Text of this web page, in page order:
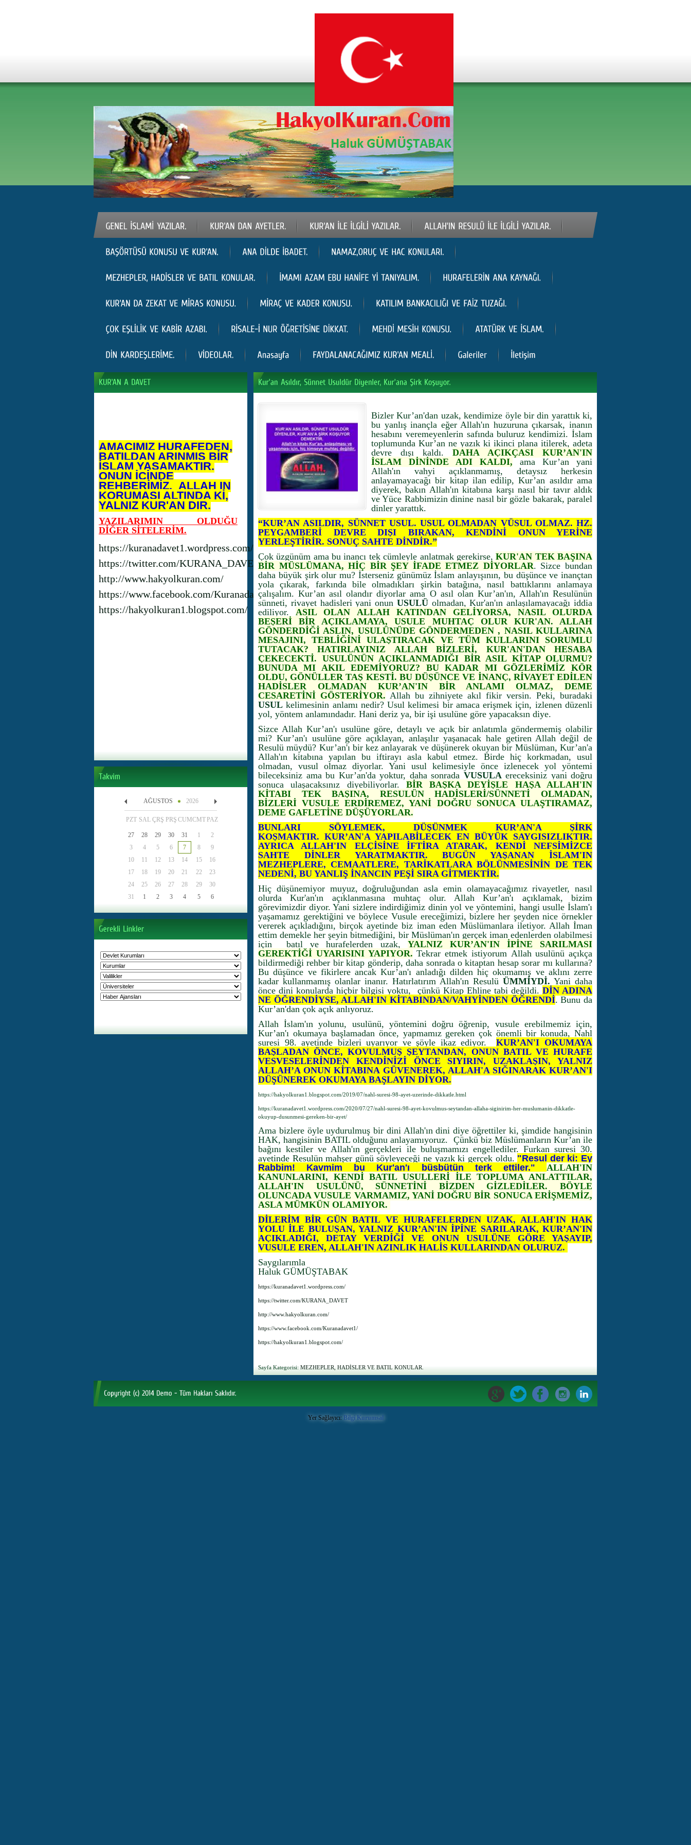
AMACIMIZ HURAFEDEN,
BATILDAN ARINMIŞ BİR
İSLAM YAŞAMAKTIR.
ONUN İÇİNDE
REHBERİMİZ, ALLAH IN
KORUMASI ALTINDA Kİ,
YALNIZ KUR'AN DIR.
YAZILARIMIN OLDUĞU
DİĞER SİTELERİM.
https://kuranadavet1.wordpress.com/
https://twitter.com/KURANA_DAVET
http://www.hakyolkuran.com/
https://www.facebook.com/Kuranadavet1/
https://hakyolkuran1.blogspot.com/
Bizler Kur’an'dan uzak, kendimize öyle bir din yarattık ki,
bu yanlış inançla eğer Allah'ın huzuruna çıkarsak, inanın
hesabını veremeyenlerin safında buluruz kendimizi. İslam
toplumunda Kur’an ne yazık ki ikinci plana itilerek, adeta
devre dışı kaldı. DAHA AÇIKÇASI KUR’AN'IN
İSLAM DİNİNDE ADI KALDI, ama Kur’an yani
Allah'ın vahyi açıklanmamış, detaysız herkesin
anlayamayacağı bir kitap ilan edilip, Kur’an asıldır ama
diyerek, bakın Allah'ın kitabına karşı nasıl bir tavır aldık
ve Yüce Rabbimizin dinine nasıl bir gözle bakarak, paralel
dinler yarattık.
“KUR’AN ASILDIR, SÜNNET USUL. USUL OLMADAN VÜSUL OLMAZ. HZ.
PEYGAMBERİ DEVRE DIŞI BIRAKAN, KENDİNİ ONUN YERİNE
YERLEŞTİRİR. SONUÇ SAHTE DİNDİR.”
Çok üzgünüm ama bu inancı tek cümleyle anlatmak gerekirse,KUR'AN TEK BAŞINA
BİR MÜSLÜMANA, HİÇ BİR ŞEY İFADE ETMEZ DİYORLAR. Sizce bundan
daha büyük şirk olur mu? İsterseniz günümüz İslam anlayışının, bu düşünce ve inançtan
yola çıkarak, farkında bile olmadıkları şirkin batağına, nasıl battıklarını anlamaya
çalışalım. Kur’an asıl olandır diyorlar ama O asıl olan Kur’an'ın, Allah'ın Resulünün
sünneti, rivayet hadisleri yani onun USULÜ olmadan, Kur'an'ın anlaşılamayacağı iddia
ediliyor. ASIL OLAN ALLAH KATINDAN GELİYORSA, NASIL OLURDA
BEŞERİ BİR AÇIKLAMAYA, USULE MUHTAÇ OLUR KUR'AN. ALLAH
GÖNDERDİĞİ ASLIN, USULÜNÜDE GÖNDERMEDEN , NASIL KULLARINA
MESAJINI, TEBLİĞİNİ ULAŞTIRACAK VE TÜM KULLARINI SORUMLU
TUTACAK? HATIRLAYINIZ ALLAH BİZLERİ, KUR'AN'DAN HESABA
ÇEKECEKTİ. USULÜNÜN AÇIKLANMADIĞI BİR ASIL KİTAP OLURMU?
BUNUDA MI AKIL EDEMİYORUZ? BU KADAR MI GÖZLERİMİZ KÖR
OLDU, GÖNÜLLER TAŞ KESTİ. BU DÜŞÜNCE VE İNANÇ, RİVAYET EDİLEN
HADİSLER OLMADAN KUR’AN'IN BİR ANLAMI OLMAZ, DEME
CESARETİNİ GÖSTERİYOR. Allah bu zihniyete akıl fikir versin. Peki, buradaki
USUL kelimesinin anlamı nedir? Usul kelimesi bir amaca erişmek için, izlenen düzenli
yol, yöntem anlamındadır. Hani deriz ya, bir işi usulüne göre yapacaksın diye.
Sizce Allah Kur’an'ı usulüne göre, detaylı ve açık bir anlatımla göndermemiş olabilir
mi? Kur’an'ı usulüne göre açıklayan, anlaşılır yaşanacak hale getiren Allah değil de
Resulü müydü? Kur’an'ı bir kez anlayarak ve düşünerek okuyan bir Müslüman, Kur’an'a
Allah'ın kitabına yapılan bu iftirayı asla kabul etmez. Birde hiç korkmadan, usul
olmadan, vusul olmaz diyorlar. Yani usul kelimesiyle önce izlenecek yol yöntemi
bileceksiniz ama bu Kur’an'da yoktur, daha sonrada VUSULAereceksiniz yani doğru
sonuca ulaşacaksınız diyebiliyorlar. BİR BAŞKA DEYİŞLE HAŞA ALLAH'IN
KİTABI TEK BAŞINA, RESULÜN HADİSLERİ/SÜNNETİ OLMADAN,
BİZLERİ VUSULE ERDİREMEZ, YANİ DOĞRU SONUCA ULAŞTIRAMAZ,
DEME GAFLETİNE DÜŞÜYORLAR.
BUNLARI SÖYLEMEK, DÜŞÜNMEK KUR’AN'A ŞİRK
KOŞMAKTIR. KUR’AN'A YAPILABİLECEK EN BÜYÜK SAYGISIZLIKTIR.
AYRICA ALLAH'IN ELÇİSİNE İFTİRA ATARAK, KENDİ NEFSİMİZCE
SAHTE DİNLER YARATMAKTIR. BUGÜN YAŞANAN İSLAM'IN
MEZHEPLERE, CEMAATLERE, TARİKATLARA BÖLÜNMESİNİN DE TEK
NEDENİ, BU YANLIŞ İNANCIN PEŞİ SIRA GİTMEKTİR.
Hiç düşünemiyor muyuz, doğruluğundan asla emin olamayacağımız rivayetler, nasıl
olurda Kur'an'ın açıklanmasına muhtaç olur. Allah Kur’an'ı açıklamak, bizim
görevimizdir diyor. Yani sizlere indirdiğimiz dinin yol ve yöntemini, hangi usulle İslam'ı
yaşamamız gerektiğini ve böylece Vusule ereceğimizi, bizlere her şeyden nice örnekler
vererek açıkladığını, birçok ayetinde biz iman eden Müslümanlara iletiyor. Allah İman
ettim demekle her şeyin bitmediğini, bir Müslüman'ın gerçek iman edenlerden olabilmesi
için batıl ve hurafelerden uzak, YALNIZ KUR’AN'IN İPİNE SARILMASI
GEREKTİĞİ UYARISINI YAPIYOR. Tekrar etmek istiyorum Allah usulünü açıkça
bildirmediği rehber bir kitap gönderip, daha sonrada o kitaptan hesap sorar mı kullarına?
Bu düşünce ve fikirlere ancak Kur’an'ı anladığı dilden hiç okumamış ve aklını zerre
kadar kullanmamış olanlar inanır. Hatırlatırım Allah'ın Resulü ÜMMİYDİ. Yani daha
önce dini konularda hiçbir bilgisi yoktu, çünkü Kitap Ehline tabi değildi. DİN ADINA
NE ÖĞRENDİYSE, ALLAH'IN KİTABINDAN/VAHYİNDEN ÖĞRENDİ. Bunu da
Kur’an'dan çok açık anlıyoruz.
Allah İslam'ın yolunu, usulünü, yöntemini doğru öğrenip, vusule erebilmemiz için,
Kur’an'ı okumaya başlamadan önce, yapmamız gereken çok önemli bir konuda, Nahl
suresi 98. ayetinde bizleri uyarıyor ve şöyle ikaz ediyor.KUR’AN'I OKUMAYA
BAŞLADAN ÖNCE, KOVULMUŞ ŞEYTANDAN, ONUN BATIL VE HURAFE
VESVESELERİNDEN KENDİNİZİ ÖNCE SIYIRIN, UZAKLAŞIN, YALNIZ
ALLAH’A ONUN KİTABINA GÜVENEREK, ALLAH'A SIĞINARAK KUR’AN'I
DÜŞÜNEREK OKUMAYA BAŞLAYIN DİYOR.
https://hakyolkuran1.blogspot.com/2019/07/nahl-suresi-98-ayet-uzerinde-dikkatle.html
https://kuranadavet1.wordpress.com/2020/07/27/nahl-suresi-98-ayet-kovulmus-seytandan-allaha-siginirim-her-muslumanin-dikkatle-
okuyup-dusunmesi-gereken-bir-ayet/
Ama bizlere öyle uydurulmuş bir dini Allah'ın dini diye öğrettiler ki, şimdide hangisinin
HAK, hangisinin BATIL olduğunu anlayamıyoruz. Çünkü biz Müslümanların Kur’an ile
bağını kestiler ve Allah'ın gerçekleri ile buluşmamızı engellediler. Furkan suresi 30.
ayetinde Resulün mahşer günü söyleyeceği ne yazık ki gerçek oldu. "Resul der ki: Ey
Rabbim! Kavmim bu Kur'an'ı büsbütün terk ettiler." ALLAH'IN
KANUNLARINI, KENDİ BATIL USULLERİ İLE TOPLUMA ANLATTILAR,
ALLAH'IN USULÜNÜ, SÜNNETİNİ BİZDEN GİZLEDİLER. BÖYLE
OLUNCADA VUSULE VARMAMIZ, YANİ DOĞRU BİR SONUCA ERİŞMEMİZ,
ASLA MÜMKÜN OLAMIYOR.
DİLERİM BİR GÜN BATIL VE HURAFELERDEN UZAK, ALLAH'IN HAK
YOLU İLE BULUŞAN, YALNIZ KUR’AN'IN İPİNE SARILARAK, KUR’AN'IN
AÇIKLADIĞI, DETAY VERDİĞİ VE ONUN USULÜNE GÖRE YAŞAYIP,
VUSULE EREN, ALLAH'IN AZINLIK HALİS KULLARINDAN OLURUZ.
Saygılarımla
Haluk GÜMÜŞTABAK
https://kuranadavet1.wordpress.com/
https://twitter.com/KURANA_DAVET
http://www.hakyolkuran.com/
https://www.facebook.com/Kuranadavet1/
https://hakyolkuran1.blogspot.com/
Sayfa Kategorisi: MEZHEPLER, HADİSLER VE BATIL KONULAR.
Yer Sağlayıcı: Bilgi Kurumsal